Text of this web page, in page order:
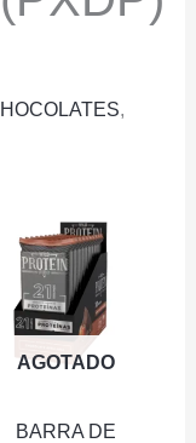
,
AGOTADO
BARRA DE